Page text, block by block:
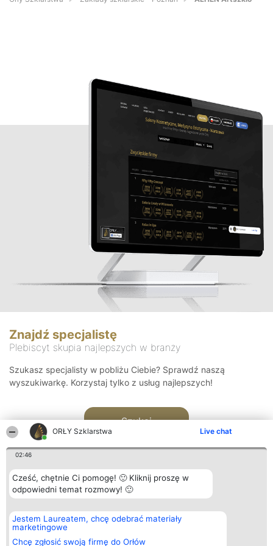
ORŁY Szklarstwa Live chat
02:46
Cześć, chętnie Ci pomogę! 🙂 Kliknij proszę w
odpowiedni temat rozmowy! 🙂
Jestem Laureatem, chcę odebrać materiały
marketingowe
Chcę zgłosić swoją firmę do Orłów
Znajdź specjalistę
Plebiscyt skupia najlepszych w branży
Szukasz specjalisty w pobliżu Ciebie? Sprawdź naszą
wyszukiwarkę. Korzystaj tylko z usług najlepszych!
Szukaj
Organizator plebiscytu
Bright Side Solutions sp. z o.
o. sp. k.
ul. Ruska 22
Plebiscyt
Laureaci
wszystkich
Kontakt
Kontakt